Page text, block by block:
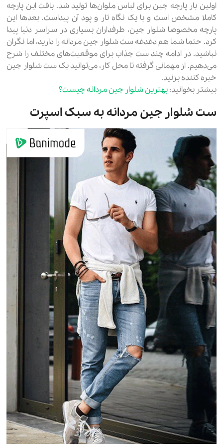
اولین بار پارچه جین برای لباس ملوان‌ها تولید شد. بافت این پارچه
کاملا مشخص است و با یک نگاه تار و پود آن پیداست. بعدها این
پارچه مخصوصا شلوار جین، طرفداران بسیاری در سراسر دنیا پیدا
کرد. حتما شما هم دغدغه ست شلوار جین مردانه را دارید، اما نگران
نباشید. در ادامه چند ست جذاب برای موقعیت‌های مختلف را شرح
می‌دهیم. از مهمانی گرفته تا محل کار، می‌توانید یک ست شلوار جین
خیره کننده بزنید.
بیشتر بخوانید:بهترین شلوار جین مردانه چیست؟
ست شلوار جین مردانه به سبک اسپرت